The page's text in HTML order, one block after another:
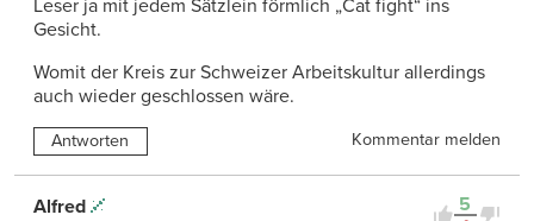
Leser ja mit jedem Sätzlein förmlich „Cat fight“ ins
Gesicht.
Womit der Kreis zur Schweizer Arbeitskultur allerdings
auch wieder geschlossen wäre.
Antworten Kommentar melden
5
Alfred